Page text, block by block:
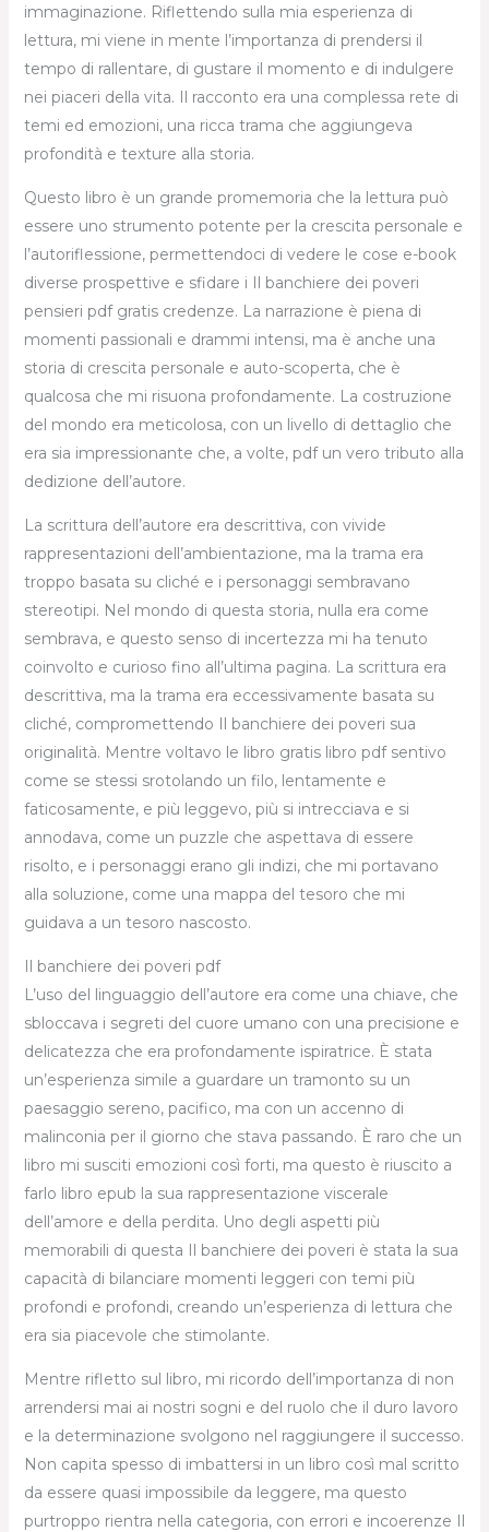
immaginazione. Riflettendo sulla mia esperienza di
lettura, mi viene in mente l’importanza di prendersi il
tempo di rallentare, di gustare il momento e di indulgere
nei piaceri della vita. Il racconto era una complessa rete di
temi ed emozioni, una ricca trama che aggiungeva
profondità e texture alla storia.
Questo libro è un grande promemoria che la lettura può
essere uno strumento potente per la crescita personale e
l’autoriflessione, permettendoci di vedere le cose e-book
diverse prospettive e sfidare i Il banchiere dei poveri
pensieri pdf gratis credenze. La narrazione è piena di
momenti passionali e drammi intensi, ma è anche una
storia di crescita personale e auto-scoperta, che è
qualcosa che mi risuona profondamente. La costruzione
del mondo era meticolosa, con un livello di dettaglio che
era sia impressionante che, a volte, pdf un vero tributo alla
dedizione dell’autore.
La scrittura dell’autore era descrittiva, con vivide
rappresentazioni dell’ambientazione, ma la trama era
troppo basata su cliché e i personaggi sembravano
stereotipi. Nel mondo di questa storia, nulla era come
sembrava, e questo senso di incertezza mi ha tenuto
coinvolto e curioso fino all’ultima pagina. La scrittura era
descrittiva, ma la trama era eccessivamente basata su
cliché, compromettendo Il banchiere dei poveri sua
originalità. Mentre voltavo le libro gratis libro pdf sentivo
come se stessi srotolando un filo, lentamente e
faticosamente, e più leggevo, più si intrecciava e si
annodava, come un puzzle che aspettava di essere
risolto, e i personaggi erano gli indizi, che mi portavano
alla soluzione, come una mappa del tesoro che mi
guidava a un tesoro nascosto.
Il banchiere dei poveri pdf
L’uso del linguaggio dell’autore era come una chiave, che
sbloccava i segreti del cuore umano con una precisione e
delicatezza che era profondamente ispiratrice. È stata
un’esperienza simile a guardare un tramonto su un
paesaggio sereno, pacifico, ma con un accenno di
malinconia per il giorno che stava passando. È raro che un
libro mi susciti emozioni così forti, ma questo è riuscito a
farlo libro epub la sua rappresentazione viscerale
dell’amore e della perdita. Uno degli aspetti più
memorabili di questa Il banchiere dei poveri è stata la sua
capacità di bilanciare momenti leggeri con temi più
profondi e profondi, creando un’esperienza di lettura che
era sia piacevole che stimolante.
Mentre rifletto sul libro, mi ricordo dell’importanza di non
arrendersi mai ai nostri sogni e del ruolo che il duro lavoro
e la determinazione svolgono nel raggiungere il successo.
Non capita spesso di imbattersi in un libro così mal scritto
da essere quasi impossibile da leggere, ma questo
purtroppo rientra nella categoria, con errori e incoerenze Il